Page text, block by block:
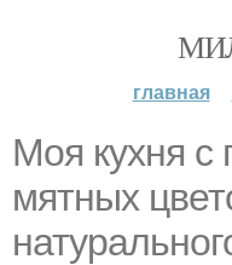
главная
Моя кухня
мятных